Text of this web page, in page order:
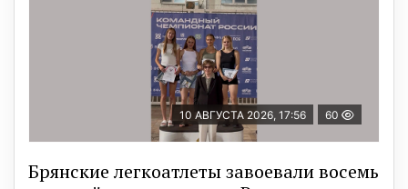
10 АВГУСТА 2026, 17:56 60
Брянские легкоатлеты завоевали восемь